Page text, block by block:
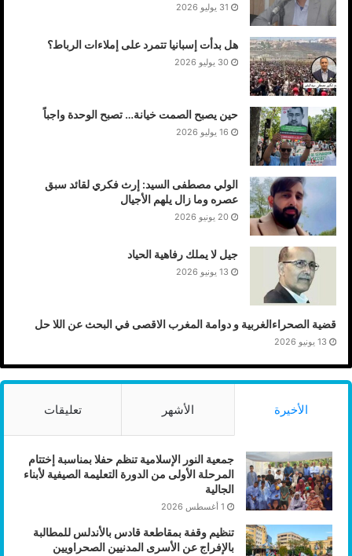
31 يوليو 2026
هل بدأت إسبانيا تتمرد على إملاءات الرباط؟
30 يوليو 2026
حين يصبح الصمت خيانة… تصبح الوحدة واجباً
16 يوليو 2026
الولي مصطفى السيد: إرث فكري لقائد سبق
عصره وما زال يلهم الأجيال
20 يونيو 2026
جيل لا يملك رفاهية الحياد
13 يونيو 2026
قضية الصحراءالغربية و دوامة المغرب الاقصى في البحث عن اللا حل
13 يونيو 2026
الأخيرة الأشهر تعليقات
جمعية النور الإسلامية تنظم حفلا بمناسبة إختتام
المرحلة الأولى من الدورة التعليمة الصيفية لأبناء
الجالية
1 أغسطس 2026
تنظيم وقفة بمقاطعة قادس بالأندلس للمطالبة
بالإفراج عن الأسرى المدنيين الصحراويين